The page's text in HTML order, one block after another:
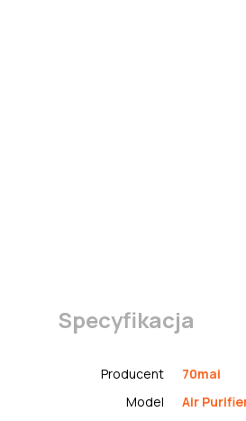
Specyfikacja
Producent
70mai
Model
Air